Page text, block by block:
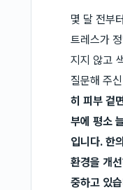
몇 달 전부
트레스가
지지 않고
질문해 주
히 피부 겉
부에 평소
입니다. 한
환경을 개
중하고 있